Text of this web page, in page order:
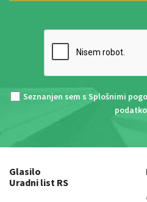
Seznanjen sem s Splošnimi
Glasilo
Uradni list RS